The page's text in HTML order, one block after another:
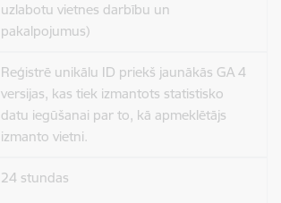
uzlabotu vietnes darbību un
pakalpojumus)
Reģistrē unikālu ID priekš jaunākās GA 4
versijas, kas tiek izmantots statistisko
datu iegūšanai par to, kā apmeklētājs
izmanto vietni.
24 stundas